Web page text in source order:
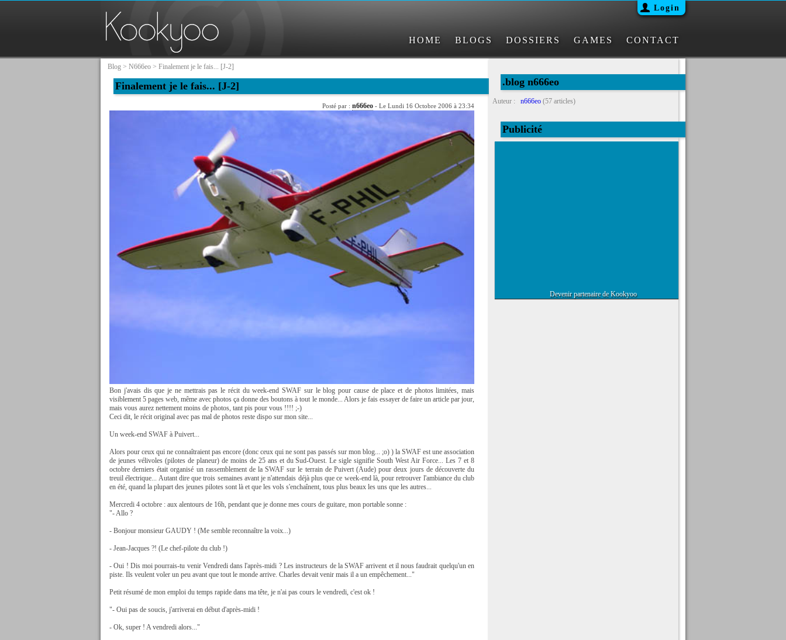
Login
HOME BLOGS DOSSIERS GAMES CONTACT
Blog > N666eo > Finalement je le fais... [J-2]
Finalement je le fais... [J-2]
Posté par : n666eo - Le Lundi 16 Octobre 2006 à 23:34
Bon j'avais dis que je ne mettrais pas le récit du week-end SWAF sur le blog pour cause de place et de photos limitées, mais
visiblement 5 pages web, même avec photos ça donne des boutons à tout le monde... Alors je fais essayer de faire un article par jour,
mais vous aurez nettement moins de photos, tant pis pour vous !!!! ;-)
Ceci dit, le récit original avec pas mal de photos reste dispo sur mon site...
Un week-end SWAF à Puivert...
Alors pour ceux qui ne connaîtraient pas encore (donc ceux qui ne sont pas passés sur mon blog... ;o) ) la SWAF est une association
de jeunes vélivoles (pilotes de planeur) de moins de 25 ans et du Sud-Ouest. Le sigle signifie South West Air Force... Les 7 et 8
octobre derniers était organisé un rassemblement de la SWAF sur le terrain de Puivert (Aude) pour deux jours de découverte du
treuil électrique... Autant dire que trois semaines avant je n'attendais déjà plus que ce week-end là, pour retrouver l'ambiance du club
en été, quand la plupart des jeunes pilotes sont là et que les vols s'enchaînent, tous plus beaux les uns que les autres...
Mercredi 4 octobre : aux alentours de 16h, pendant que je donne mes cours de guitare, mon portable sonne :
"- Allo ?
- Bonjour monsieur GAUDY ! (Me semble reconnaître la voix...)
- Jean-Jacques ?! (Le chef-pilote du club !)
- Oui ! Dis moi pourrais-tu venir Vendredi dans l'après-midi ? Les instructeurs de la SWAF arrivent et il nous faudrait quelqu'un en
piste. Ils veulent voler un peu avant que tout le monde arrive. Charles devait venir mais il a un empêchement..."
Petit résumé de mon emploi du temps rapide dans ma tête, je n'ai pas cours le vendredi, c'est ok !
"- Oui pas de soucis, j'arriverai en début d'après-midi !
- Ok, super ! A vendredi alors..."
.blog n666eo
Auteur : n666eo (57 articles)
Publicité
Devenir partenaire de Kookyoo